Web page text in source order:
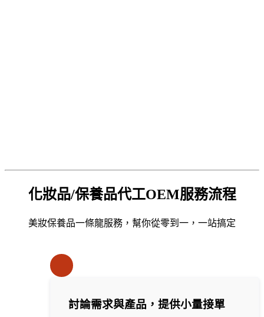
化妝品/保養品代工OEM服務流程
美妝保養品一條龍服務，幫你從零到一，一站搞定
討論需求與產品，提供小量接單